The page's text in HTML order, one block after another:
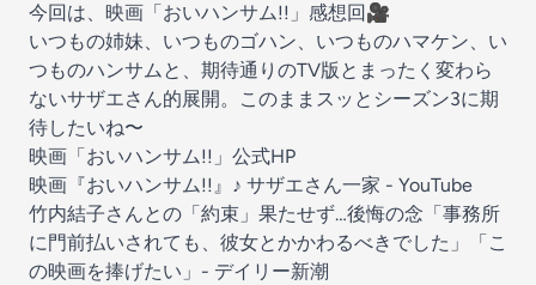
今回は、映画「おいハンサム!!」感想回🎥
いつもの姉妹、いつものゴハン、いつものハマケン、い
つものハンサムと、期待通りのTV版とまったく変わら
ないサザエさん的展開。このままスッとシーズン3に期
待したいね〜
映画「おいハンサム!!」公式HP
映画『おいハンサム!!』♪ サザエさん一家 - YouTube
竹内結子さんとの「約束」果たせず…後悔の念「事務所
に門前払いされても、彼女とかかわるべきでした」「こ
の映画を捧げたい」- デイリー新潮